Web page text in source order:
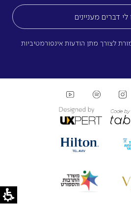
לצורך מתן הודעות אינפורמטיביות